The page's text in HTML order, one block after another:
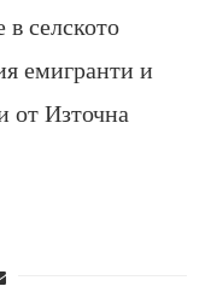
селското
емигранти и
от Източна